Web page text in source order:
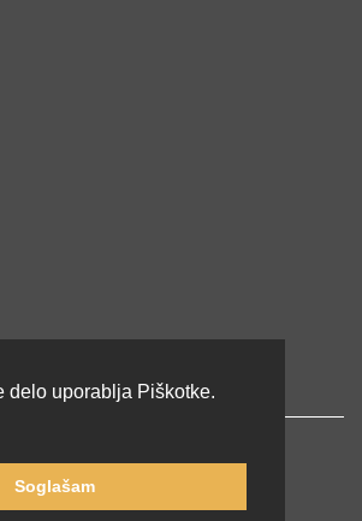
delo uporablja Piškotke.
Soglašam
2026 lernu.net |Impressum